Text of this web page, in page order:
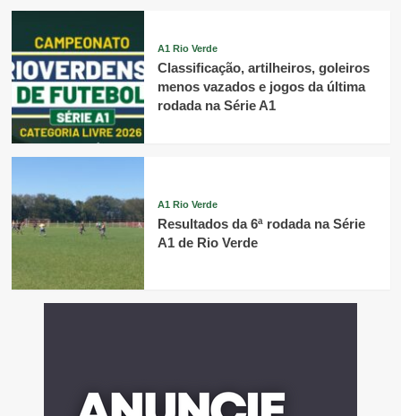
A1 Rio Verde
Classificação, artilheiros, goleiros
menos vazados e jogos da última
rodada na Série A1
A1 Rio Verde
Resultados da 6ª rodada na Série
A1 de Rio Verde